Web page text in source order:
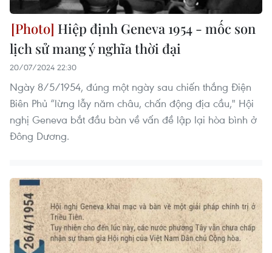
Hiệp định Geneva 1954 - mốc son
lịch sử mang ý nghĩa thời đại
20/07/2024 22:30
Ngày 8/5/1954, đúng một ngày sau chiến thắng Điện
Biên Phủ “lừng lẫy năm châu, chấn động địa cầu," Hội
nghị Geneva bắt đầu bàn về vấn đề lập lại hòa bình ở
Đông Dương.